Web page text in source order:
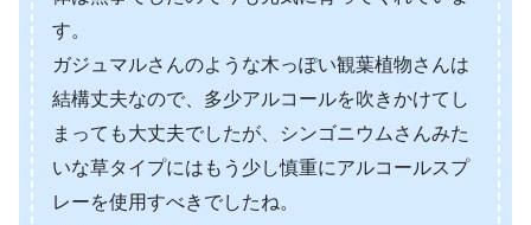
す。
ガジュマルさんのような木っぽい観葉植物さんは
結構丈夫なので、多少アルコールを吹きかけてし
まっても大丈夫でしたが、シンゴニウムさんみた
いな草タイプにはもう少し慎重にアルコールスプ
レーを使用すべきでしたね。